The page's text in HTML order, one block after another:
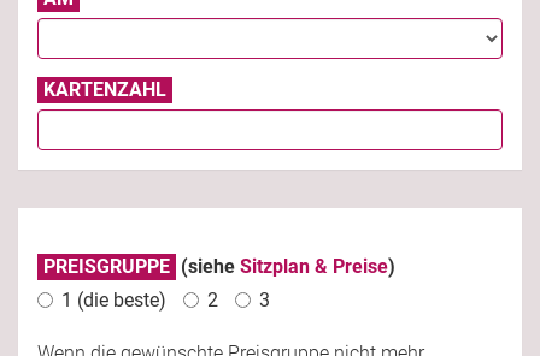
KARTENZAHL
PREISGRUPPE (siehe Sitzplan & Preise)
1 (die beste)
2 3